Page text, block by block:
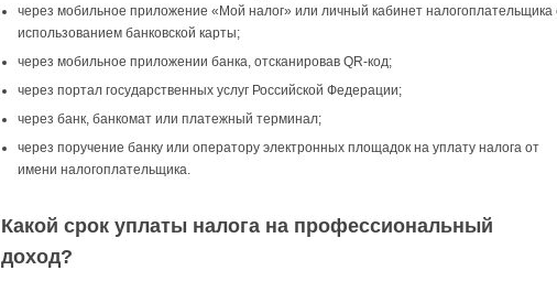
через мобильное приложение «Мой налог» или личный кабинет налогоплательщика
использованием банковской карты;
через мобильное приложении банка, отсканировав QR-код;
через портал государственных услуг Российской Федерации;
через банк, банкомат или платежный терминал;
через поручение банку или оператору электронных площадок на уплату налога от
имени налогоплательщика.
Какой срок уплаты налога на профессиональный
доход?